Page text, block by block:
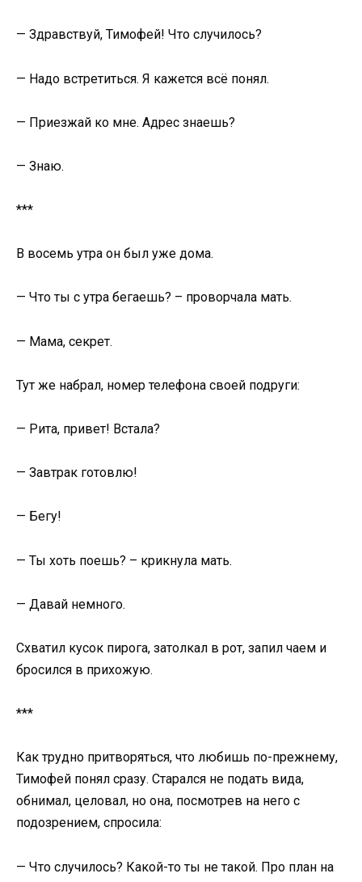
— Здравствуй, Тимофей! Что случилось?
— Надо встретиться. Я кажется всё понял.
— Приезжай ко мне. Адрес знаешь?
— Знаю.
***
В восемь утра он был уже дома.
— Что ты с утра бегаешь? – проворчала мать.
— Мама, секрет.
Тут же набрал, номер телефона своей подруги:
— Рита, привет! Встала?
— Завтрак готовлю!
— Бегу!
— Ты хоть поешь? – крикнула мать.
— Давай немного.
Схватил кусок пирога, затолкал в рот, запил чаем и
бросился в прихожую.
***
Как трудно притворяться, что любишь по-прежнему,
Тимофей понял сразу. Старался не подать вида,
обнимал, целовал, но она, посмотрев на него с
подозрением, спросила:
— Что случилось? Какой-то ты не такой. Про план на